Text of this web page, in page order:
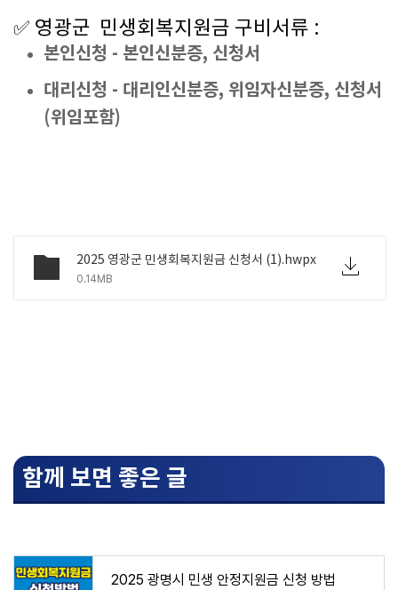
✅ 영광군 민생회복지원금 구비서류 :
본인신청 - 본인신분증, 신청서
대리신청 - 대리인신분증, 위임자신분증, 신청서
(위임포함)
2025 영광군 민생회복지원금 신청서 (1).hwpx
0.14MB
함께 보면 좋은 글
2025 광명시 민생 안정지원금 신청 방법